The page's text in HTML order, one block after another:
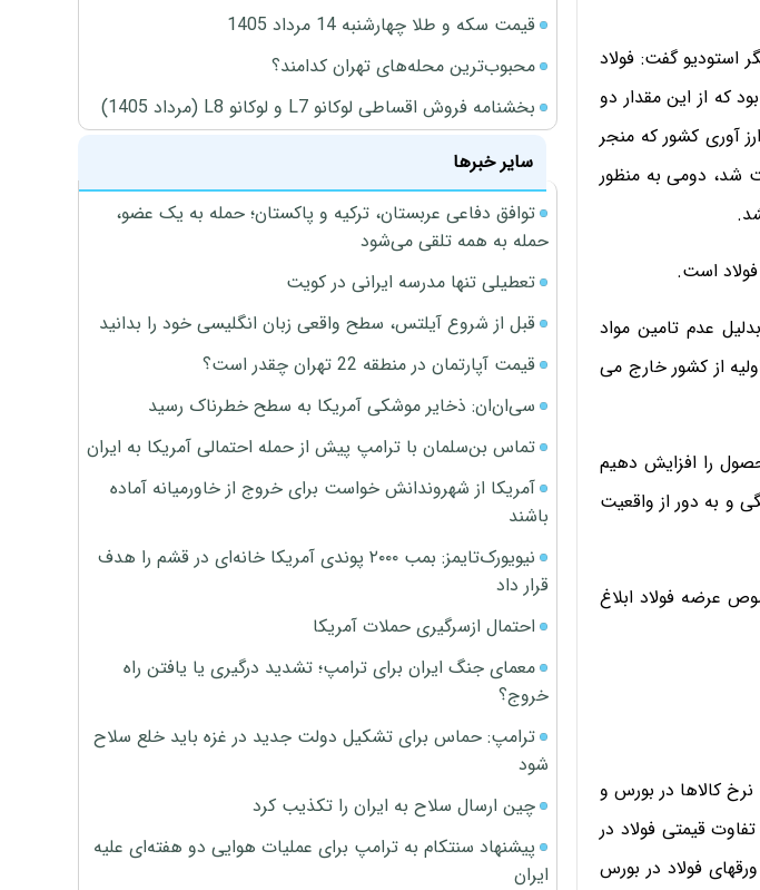
استودیو گفت: فولاد
این رقم سال قبل 21 نیم میلیون تن بود که از این مقدار دو
آوری کشور که منجر
شد، دومی به منظور
عدم تامین مواد
از کشور خارج می
را افزایش دهیم
و به دور از واقعیت
عرضه فولاد ابلاغ
کالاها در بورس و
قیمتی فولاد در
فولاد در بورس
قیمت سکه و طلا چهارشنبه 14 مرداد 1405
محبوب‌ترین محله‌های تهران کدامند؟
بخشنامه فروش اقساطی لوکانو L7 و لوکانو L8 (مرداد 1405)
سایر خبرها
توافق دفاعی عربستان، ترکیه و پاکستان؛ حمله به یک عضو،
حمله به همه تلقی می‌شود
تعطیلی تنها مدرسه ایرانی در کویت
قبل از شروع آیلتس، سطح واقعی زبان انگلیسی خود را بدانید
قیمت آپارتمان در منطقه 22 تهران چقدر است؟
سی‌ان‌ان: ذخایر موشکی آمریکا به سطح خطرناک رسید
تماس بن‌سلمان با ترامپ پیش از حمله احتمالی آمریکا به ایران
آمریکا از شهروندانش خواست برای خروج از خاورمیانه آماده
باشند
نیویورک‌تایمز: بمب ۲۰۰۰ پوندی آمریکا خانه‌ای در قشم را هدف
قرار داد
احتمال ازسرگیری حملات آمریکا
معمای جنگ ایران برای ترامپ؛ تشدید درگیری یا یافتن راه
خروج؟
ترامپ: حماس برای تشکیل دولت جدید در غزه باید خلع سلاح
شود
چین ارسال سلاح به ایران را تکذیب کرد
پیشنهاد سنتکام به ترامپ برای عملیات هوایی دو هفته‌ای علیه
ایران